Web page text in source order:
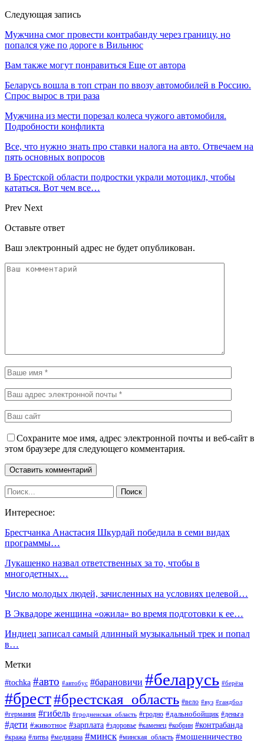
Следующая запись
Мужчина смог провести контрабанду через границу, но
попался уже по дороге в Вильнюс
Вам также могут понравиться Еще от автора
Беларусь вошла в топ стран по ввозу автомобилей в Россию.
Спрос вырос в три раза
Мужчина из мести порезал колеса чужого автомобиля.
Подробности конфликта
Все, что нужно знать про ставки налога на авто. Отвечаем на
пять основных вопросов
В Брестской области подростки украли мотоцикл, чтобы
кататься. Вот чем все…
Prev Next
Оставьте ответ
Ваш электронный адрес не будет опубликован.
Сохраните мое имя, адрес электронной почты и веб-сайт в
этом браузере для следующего комментария.
Интересное:
Брестчанка Анастасия Шкурдай победила в семи видах
программы…
Лукашенко назвал ответственных за то, чтобы в
многодетных…
Число молодых людей, зачисленных на условиях целевой…
В Эквадоре женщина «ожила» во время подготовки к ее…
Индиец записал самый длинный музыкальный трек и попал
в…
Метки
#tochka #авто #автобус #барановичи #беларусь #берёза
#брест#брестская_область #вело #вуз #гандбол
#германия #гибель #гродненская_область #гродно #дальнобойщик #деньга
#дети #животное #зарплата #здоровье #каменец #кобрин #контрабанда
#кража #литва #медицина #минск #минская_область #мошенничество